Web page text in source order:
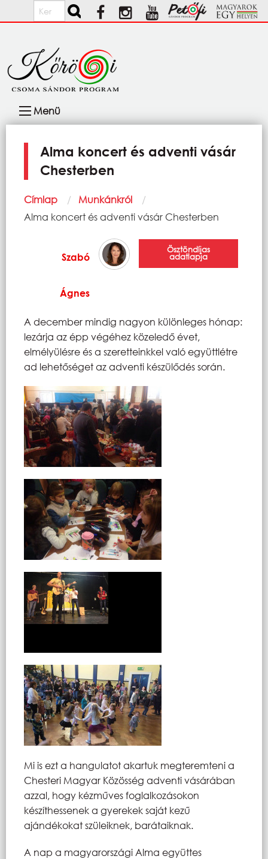
Ugrás a tartalomra
Keresés
navigáció
Menü
Alma koncert és adventi vásár
Chesterben
Morzsa
Címlap
Munkánkról
Current:
Alma koncert és adventi vásár Chesterben
Szabó
Ágnes
Ösztöndíjas
adatlapja
A december mindig nagyon különleges hónap:
lezárja az épp végéhez közeledő évet,
elmélyülésre és a szeretteinkkel való együttlétre
ad lehetőséget az adventi készülődés során.
Mi is ezt a hangulatot akartuk megteremteni a
Chesteri Magyar Közösség adventi vásárában
azzal, hogy kézműves foglalkozásokon
készíthessenek a gyerekek saját kezű
ajándékokat szüleiknek, barátaiknak.
A nap a magyarországi Alma együttes